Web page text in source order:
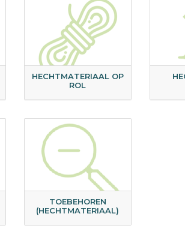
HECHTMATERIAAL OP
ROL
TOEBEHOREN
(HECHTMATERIAAL)